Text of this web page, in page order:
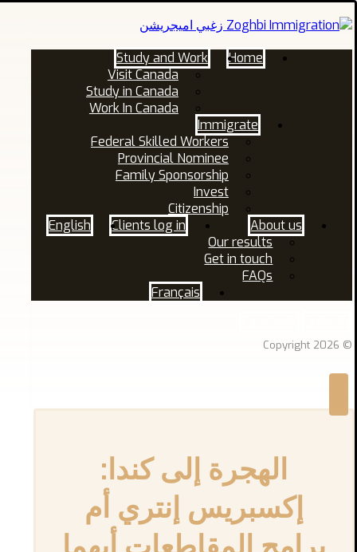
Home
Study and Work
Visit Canada
Study in Canada
Work In Canada
Immigrate
Federal Skilled Workers
Provincial Nominee
Family Sponsorship
Invest
Citizenship
About us
Our results
Get in touch
FAQs
Clients log in
English
Français
© Copyright 2026
الهجرة إلى كندا:
إكسبريس إنتري أم